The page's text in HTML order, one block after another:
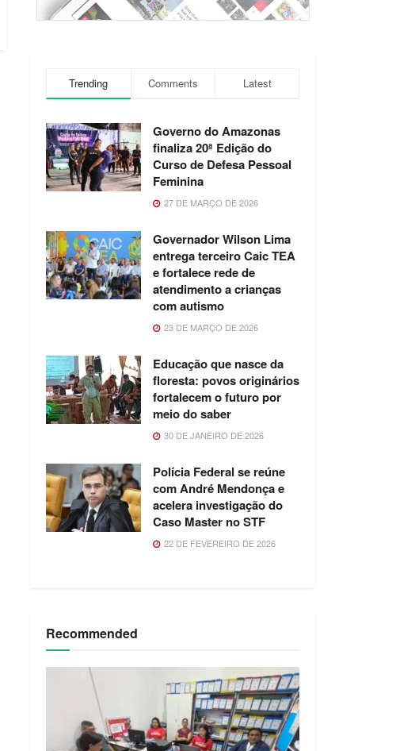
Trending Comments Latest
Governo do Amazonas
finaliza 20ª Edição do
Curso de Defesa Pessoal
Feminina
27 DE MARÇO DE 2026
Governador Wilson Lima
entrega terceiro Caic TEA
e fortalece rede de
atendimento a crianças
com autismo
23 DE MARÇO DE 2026
Educação que nasce da
floresta: povos originários
fortalecem o futuro por
meio do saber
30 DE JANEIRO DE 2026
Polícia Federal se reúne
com André Mendonça e
acelera investigação do
Caso Master no STF
22 DE FEVEREIRO DE 2026
Recommended